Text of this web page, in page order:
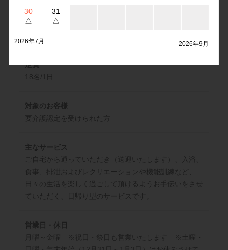
30
△
31
△
2026年7月 2026年9月
老人デイサービス
定員
18名/1日
対象のお客様
要介護認定を受けられた方
主なサービス
ご自宅から通っていただき（送迎いたします）、入浴、
食事、排泄およびレクリエーションや機能訓練など、
日々の生活を楽しく過ごして頂けるようお手伝いをさせ
ていただく、日帰り型のサービスです。
営業日・休日
月曜～金曜 ※祝日・祭日も営業いたします ※土曜・